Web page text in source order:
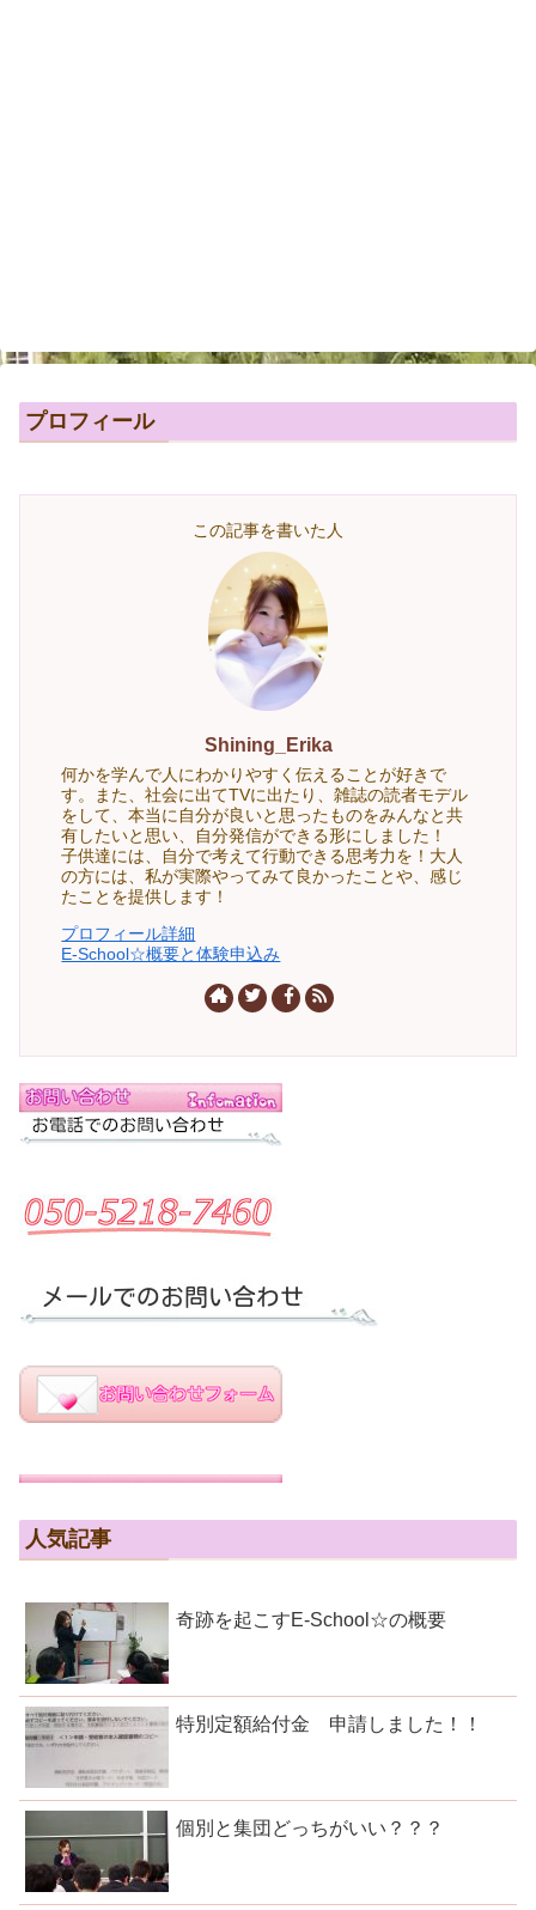
プロフィール
この記事を書いた人
Shining_Erika
何かを学んで人にわかりやすく伝えることが好きで
す。また、社会に出てTVに出たり、雑誌の読者モデル
をして、本当に自分が良いと思ったものをみんなと共
有したいと思い、自分発信ができる形にしました！
子供達には、自分で考えて行動できる思考力を！大人
の方には、私が実際やってみて良かったことや、感じ
たことを提供します！
プロフィール詳細
E-School☆概要と体験申込み
人気記事
奇跡を起こすE-School☆の概要
特別定額給付金 申請しました！！
個別と集団どっちがいい？？？